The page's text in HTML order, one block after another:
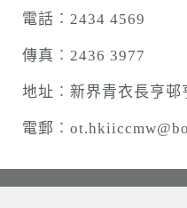
電話︰2434 4569
傳真︰2436 3977
地址︰新界青衣長亨
電郵